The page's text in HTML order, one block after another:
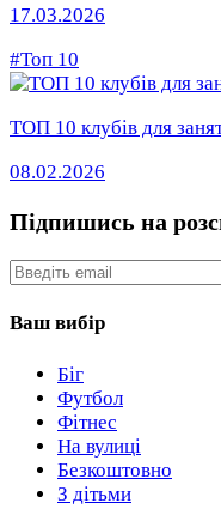
17.03.2026
#Топ 10
ТОП 10 клубів для
08.02.2026
Підпишись на
Email
Ваш вибір
Біг
Футбол
Фітнес
На вулиці
Безкоштовно
З дітьми